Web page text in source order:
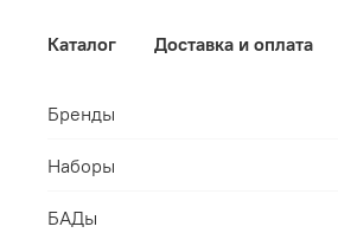
Каталог Доставка и оплата
Бренды
Наборы
БАДы